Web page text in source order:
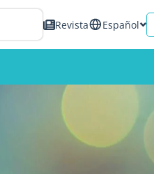
Revista Español